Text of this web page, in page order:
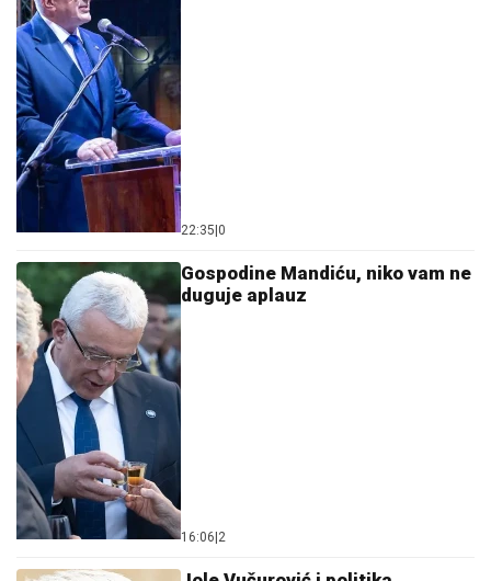
22:35 0
Gospodine Mandiću, niko vam ne
duguje aplauz
16:06 2